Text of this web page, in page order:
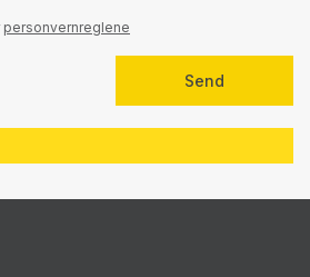
personvernreglene